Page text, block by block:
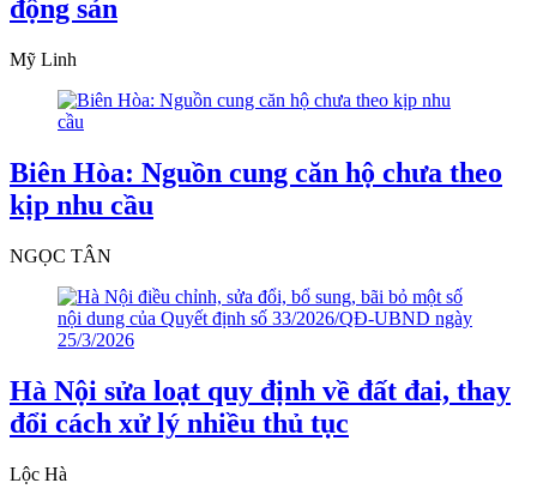
động sản
Mỹ Linh
Biên Hòa: Nguồn cung căn hộ chưa theo
kịp nhu cầu
NGỌC TÂN
Hà Nội sửa loạt quy định về đất đai, thay
đổi cách xử lý nhiều thủ tục
Lộc Hà